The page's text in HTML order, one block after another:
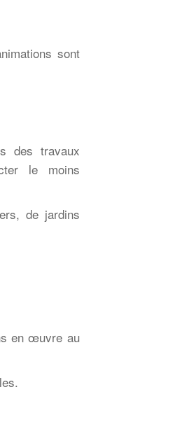
sont
des travaux
le moins
de jardins
en œuvre au